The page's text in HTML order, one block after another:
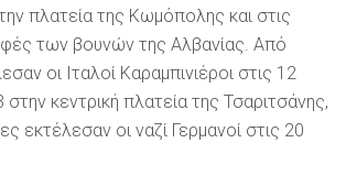
πλατεία της Κωμόπολης και στις
των βουνών της Αλβανίας. Από
οι Ιταλοί Καραμπινιέροι στις 12
κεντρική πλατεία της Τσαριτσάνης,
εκτέλεσαν οι ναζί Γερμανοί στις 20